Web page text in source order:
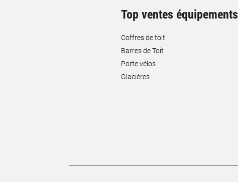
Top ventes équipements
Coffres de toit
Barres de Toit
Porte vélos
Glacières